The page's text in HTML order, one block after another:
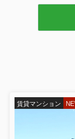
賃貸マンション